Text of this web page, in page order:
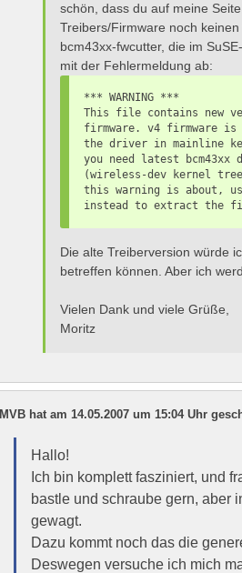
schön, dass du auf meine
Treibers/Firmware noch
bcm43xx-fwcutter, die im
mit der Fehlermeldung ab:
*** WARNING ***
This file contains new
firmware. v4 firmware is
the driver in mainline
you need latest bcm43xx
(wireless-dev kernel
this warning is about,
instead to extract the
Die alte Treiberversion würde
betreffen können. Aber ich
Vielen Dank und viele Grüße,
Moritz
MVB hat am 14.05.2007 um 15:04 Uhr
Hallo!
Ich bin komplett fasziniert, und
bastle und schraube gern, aber
gewagt.
Dazu kommt noch das die
Deswegen versuche ich mich